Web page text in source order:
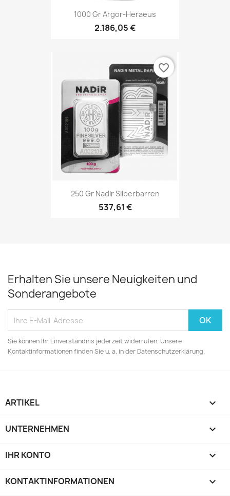
1000 Gr Argor-Heraeus
2.186,05 €
250 Gr Nadir Silberbarren
537,61 €
favorite_border
Erhalten Sie unsere Neuigkeiten und
Sonderangebote
Sie können Ihr Einverständnis jederzeit widerrufen. Unsere
Kontaktinformationen finden Sie u. a. in der Datenschutzerklärung.
ARTIKEL 
UNTERNEHMEN 
IHR KONTO 
KONTAKTINFORMATIONEN keyboard_arrow_down